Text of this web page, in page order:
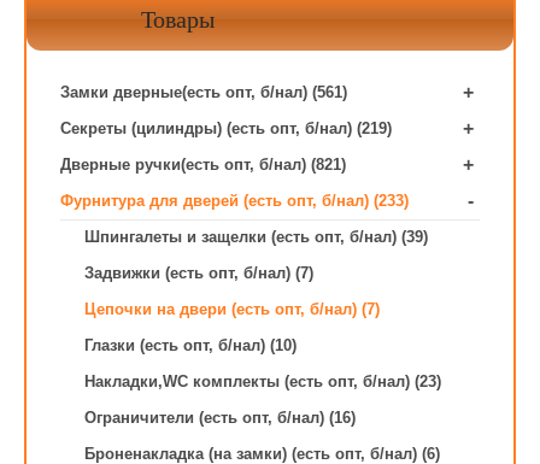
Товары
Замки дверные(есть опт, б/нал) (561) +
Секреты (цилиндры) (есть опт, б/нал) (219) +
Дверные ручки(есть опт, б/нал) (821) +
Фурнитура для дверей (есть опт, б/нал) (233) -
Шпингалеты и защелки (есть опт, б/нал) (39)
Задвижки (есть опт, б/нал) (7)
Цепочки на двери (есть опт, б/нал) (7)
Глазки (есть опт, б/нал) (10)
Накладки,WC комплекты (есть опт, б/нал) (23)
Ограничители (есть опт, б/нал) (16)
Броненакладка (на замки) (есть опт, б/нал) (6)